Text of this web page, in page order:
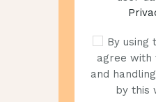
By using
agree with
and
by this